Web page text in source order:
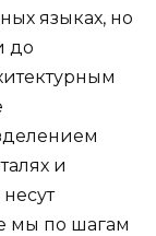
языках, но
до
и
мы по шагам